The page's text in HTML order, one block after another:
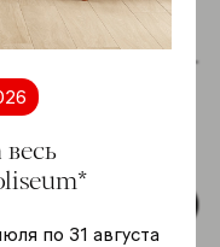
по 31 августа
и обработку